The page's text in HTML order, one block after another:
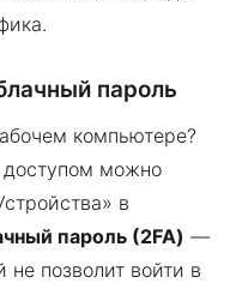
пароль
компьютере?
доступом можно
в
пароль (2FA) —
позволит войти в